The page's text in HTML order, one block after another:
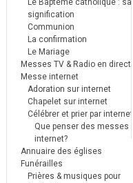
Le Baptême catholique : sa
signification
Communion
La confirmation
Le Mariage
Messes TV & Radio en direct
Messe internet
Adoration sur internet
Chapelet sur internet
Célébrer et prier par internet
Que penser des messes
internet?
Annuaire des églises
Funérailles
Prières & musiques pour